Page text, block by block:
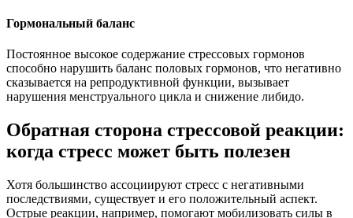
Гормональный баланс
Постоянное высокое содержание стрессовых гормонов
способно нарушить баланс половых гормонов, что негативно
сказывается на репродуктивной функции, вызывает
нарушения менструального цикла и снижение либидо.
Обратная сторона стрессовой реакции:
когда стресс может быть полезен
Хотя большинство ассоциируют стресс с негативными
последствиями, существует и его положительный аспект.
Острые реакции, например, помогают мобилизовать силы в